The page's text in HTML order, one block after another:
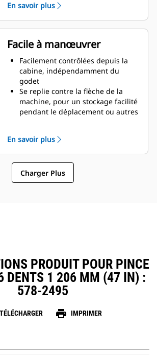
pince et le godet ou râteau grâce à
la courbure unique et la denture
de la pince
Obtenez les pinces les plus
appropriées à vos applications.
Avec quatre configurations de
dents, sélectionnez la meilleure
option, pour une préhension
complète ou le repli de la flèche
lors du transport.
La gestion de plusieurs
d'attache. Il est recommandé de
sélectionner des modèles de
pinces compatibles avec les
attaches à accouplement par axes
Cat, ce qui permet un partage des
En savoir plus
Facile à manœuvrer
Facilement contrôlées depuis la
cabine, indépendamment du
godet
Se replie contre la flèche de la
machine, pour un stockage facilité
pendant le déplacement ou autres
maintenance et du
fonctionnement général font des
pinces un accessoire plus simple
et au coût d'exploitation plus
abordable que les grappins
En savoir plus
Charger Plus
PRODUIT POUR PINCE
DENTS 1 206 MM (47 IN) :
578-2495
TÉLÉCHARGER print IMPRIMER